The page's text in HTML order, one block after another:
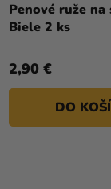
Penové ruže
Biele 2 ks
2,90 €
DO